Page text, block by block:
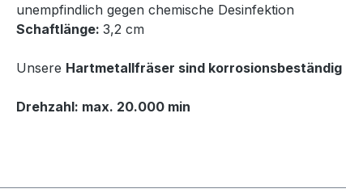
unempfindlich gegen chemische Desinfektion
Schaftlänge: 3,2 cm
Unsere Hartmetallfräser sind korrosionsbeständig
Drehzahl: max. 20.000 min